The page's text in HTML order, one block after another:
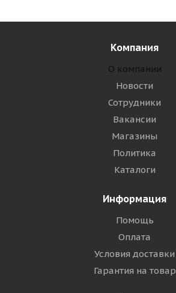
Компания
О компании
Новости
Сотрудники
Вакансии
Магазины
Политика
Каталоги
Информация
Помощь
Оплата
Условия доставки
Гарантия на товар